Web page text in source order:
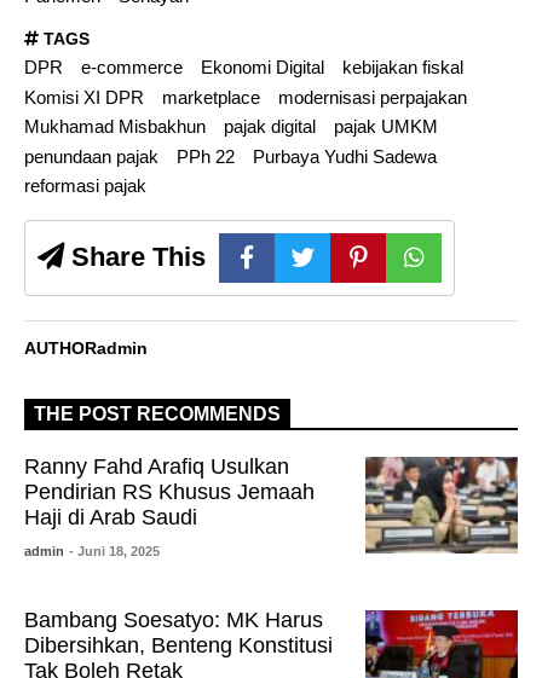
TAGS
DPR e-commerce Ekonomi Digital
kebijakan fiskal
Komisi XI DPR
marketplace
modernisasi perpajakan
Mukhamad Misbakhun
pajak digital
pajak UMKM
penundaan pajak
PPh 22
Purbaya Yudhi Sadewa
reformasi pajak
Share This
AUTHORadmin
THE POST RECOMMENDS
Ranny Fahd Arafiq Usulkan
Pendirian RS Khusus Jemaah
Haji di Arab Saudi
admin - Juni 18, 2025
Bambang Soesatyo: MK Harus
Dibersihkan, Benteng Konstitusi
Tak Boleh Retak